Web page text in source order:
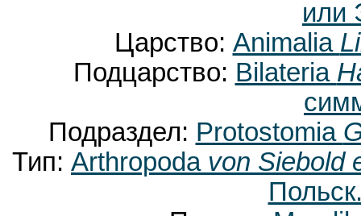
или
Царство: Animalia
Подцарство: Bilateria
Подраздел: Protostomia
Тип: Arthropoda von Siebold